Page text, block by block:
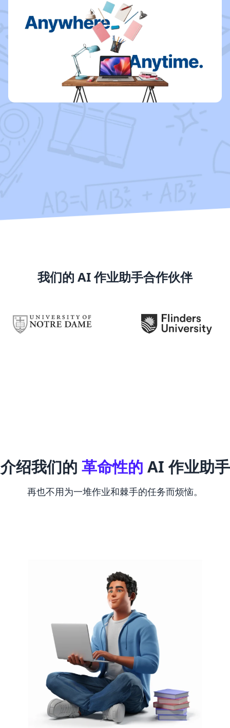
我们的 AI 作业助手合作伙伴
介绍我们的 革命性的 AI 作业助手
再也不用为一堆作业和棘手的任务而烦恼。